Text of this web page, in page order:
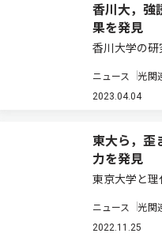
香川大，強
果を発見
香川大学の
先駆けて発見
ループは，拡
ニュース 光関
2023.04.04
東大ら，歪
力を発見
東京大学と
デン（MoS2
極とそれを反
ニュース 光関
2022.11.25